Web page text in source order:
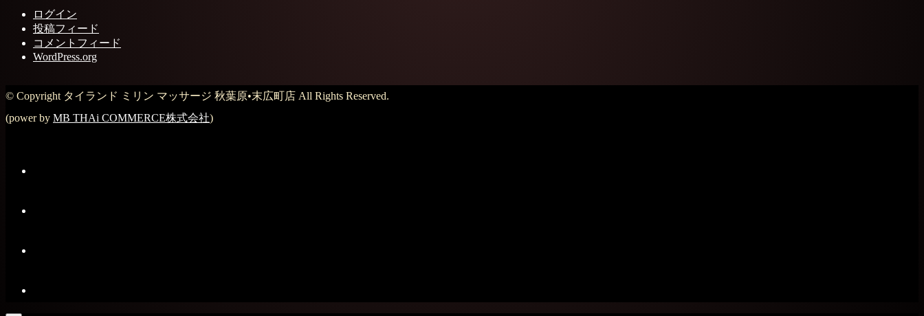
ログイン
投稿フィード
コメントフィード
WordPress.org
© Copyright タイランド ミリン マッサージ 秋葉原•末広町店 All Rights Reserved.
(power by MB THAi COMMERCE株式会社)